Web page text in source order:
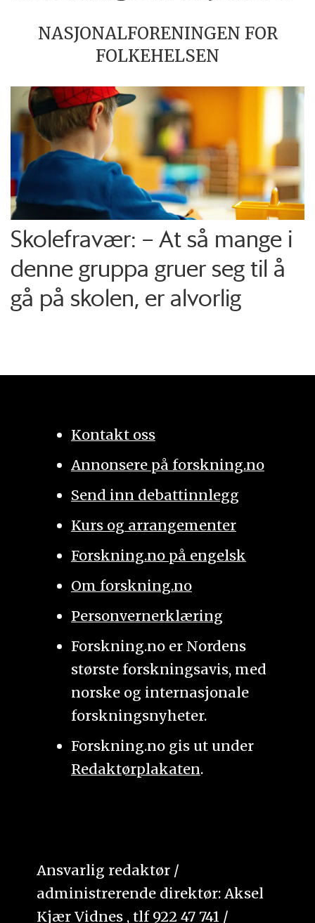
NASJONALFORENINGEN FOR
FOLKEHELSEN
Skolefravær: – At så mange i
denne gruppa gruer seg til å
gå på skolen, er alvorlig
Kontakt oss
Annonsere på forskning.no
Send inn debattinnlegg
Kurs og arrangementer
Forskning.no på engelsk
Om forskning.no
Personvernerklæring
Forskning.no er Nordens
største forskningsavis, med
norske og internasjonale
forskningsnyheter.
Forskning.no gis ut under
Redaktørplakaten.
Ansvarlig redaktør /
administrerende direktør: Aksel
Kjær Vidnes , tlf 922 47 741 /